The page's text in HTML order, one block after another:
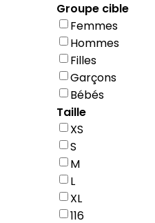
Groupe cible
Femmes
Hommes
Filles
Garçons
Bébés
Taille
XS
S
M
L
XL
116